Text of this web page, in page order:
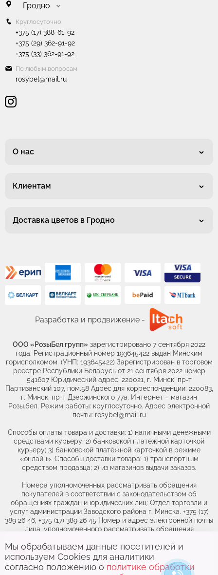
Гродно
Круглосуточно
+375 (17) 388-61-92
+375 (29) 362-91-92
+375 (33) 362-91-92
По любым вопросам
rosybel@mail.ru
О нас
Клиентам
Доставка цветов в Гродно
Разработка и продвижение -
ООО «РозыБел групп» зарегистрировано 7 сентября 2022
года. Регистрационный номер 193645422 выдан Минским
горисполкомом. (УНП: 193645422) Зарегистрирован в торговом
реестре Республики Беларусь от 21 сентября 2022 номер
541607 Юридический адрес: 220021, г. Минск, пр-т
Партизанский 107, пом.58 Адрес для корреспонденции: 220083,
г. Минск, пр-т Дзержинского 77а. Интернет – магазин
Розы.бел. Режим работы: круглосуточно. Адрес электронной
почты: rosybel@mail.ru
Способы оплаты товара и доставки: 1) наличными денежными
средствами курьеру; 2) банковской платёжной карточкой
курьеру; 3) банковской платёжной карточкой в режиме
«онлайн». Способы доставки товара: 1) транспортным
средством продавца; 2) из магазинов выдачи заказов.
Номера уполномоченных рассматривать обращения
покупателей в соответствии с законодательством об
обращениях граждан и юридических лиц: Отдел торговли и
услуг администрации Заводского района г. Минска. +375 (17)
389 26 46, +375 (17) 389 26 45 Номер и адрес электронной почты
лица, уполномоченного рассматривать обращения
законодательством о защите прав потребителей: +375(44)764-
46-71, obr@rozybel.by.
Выберите адрес,чтобы увидеть
актуальный каталог
Мы обрабатываем данные посетителей и
используем Cookies для аналитики
согласно положению о политике обработки